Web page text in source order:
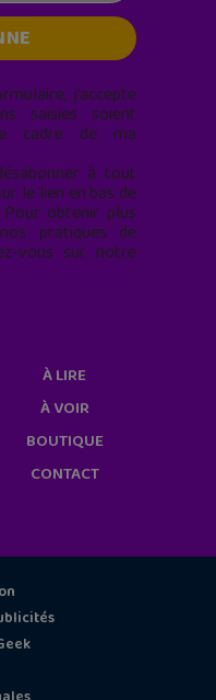
j’accepte
saisies soient
cadre de ma
à tout
le lien en bas de
obtenir plus
pratiques de
vous sur notre
À LIRE
À VOIR
BOUTIQUE
CONTACT